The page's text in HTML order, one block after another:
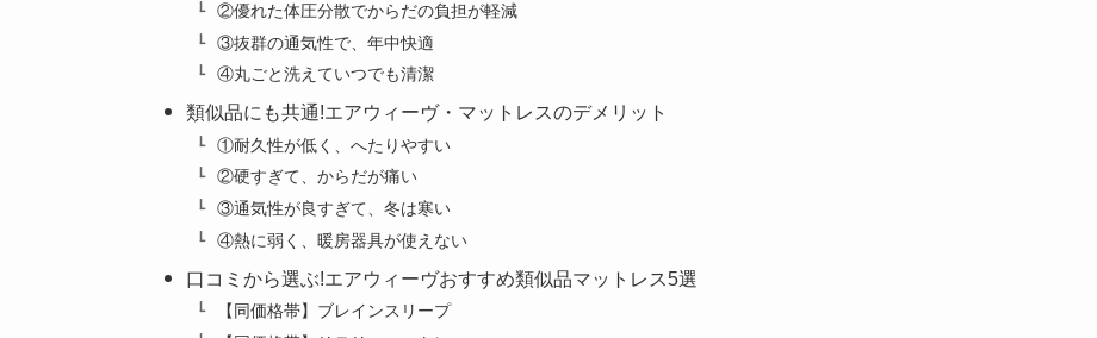
②優れた体圧分散でからだの負担が軽減
③抜群の通気性で、年中快適
④丸ごと洗えていつでも清潔
類似品にも共通!エアウィーヴ・マットレスのデメリット
①耐久性が低く、へたりやすい
②硬すぎて、からだが痛い
③通気性が良すぎて、冬は寒い
④熱に弱く、暖房器具が使えない
口コミから選ぶ!エアウィーヴおすすめ類似品マットレス5選
【同価格帯】ブレインスリープ